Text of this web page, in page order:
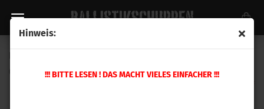
Hinweis:
!!! BITTE LESEN ! DAS MACHT VIELES EINFACHER !!!
095333)